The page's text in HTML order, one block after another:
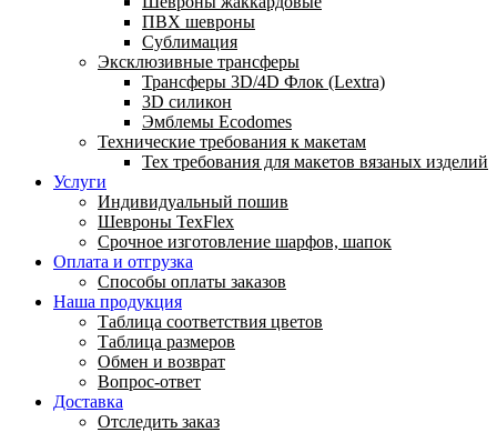
ПВХ шевроны
Сублимация
Эксклюзивные трансферы
Трансферы 3D/4D Флок (Lextra)
3D силикон
Эмблемы Ecodomes
Технические требования к макетам
Тех требования для макетов вязаных изделий
Услуги
Индивидуальный пошив
Шевроны TexFlex
Срочное изготовление шарфов, шапок
Оплата и отгрузка
Способы оплаты заказов
Наша продукция
Таблица соответствия цветов
Таблица размеров
Обмен и возврат
Вопрос-ответ
Доставка
Отследить заказ